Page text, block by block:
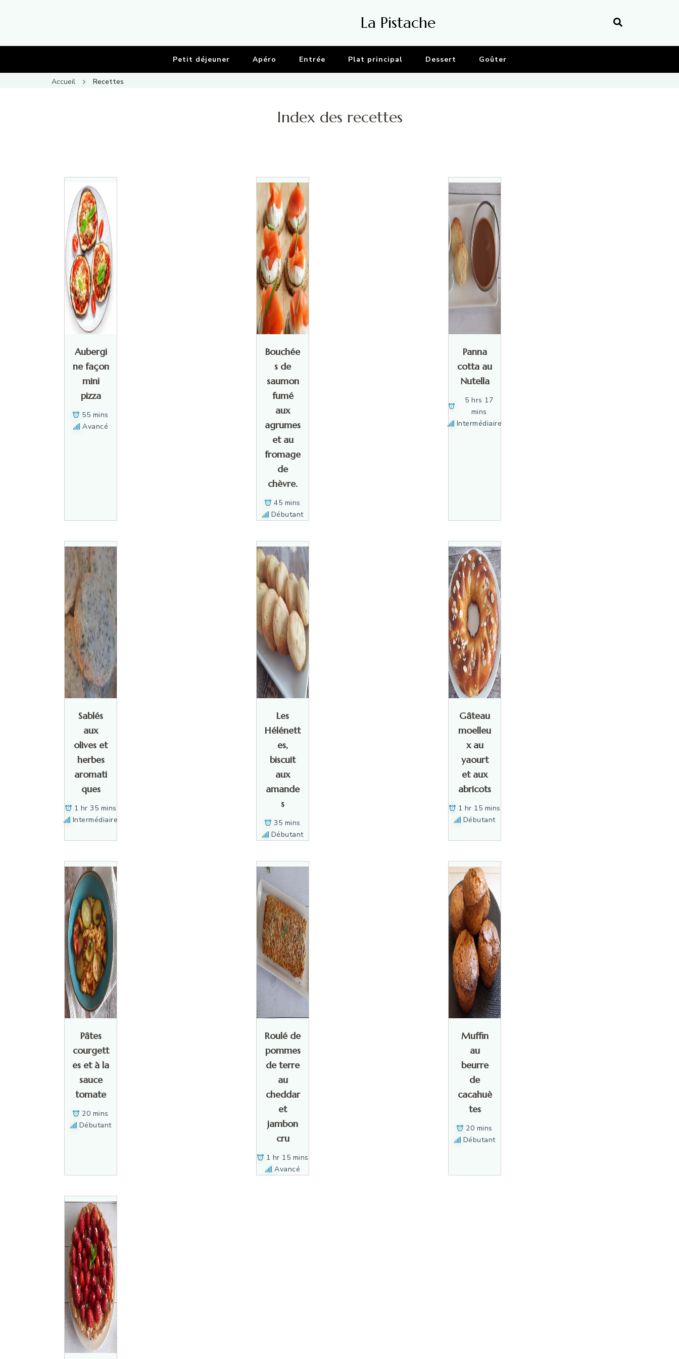
La Pistache
Petit déjeuner Apéro Entrée Plat principal Dessert Goûter
Accueil Recettes
Index des recettes
Aubergi
ne façon
mini
pizza
55 mins
Avancé
Bouchée
s de
saumon
fumé
aux
agrumes
et au
fromage
de
chèvre.
45 mins
Débutant
Panna
cotta au
Nutella
5 hrs 17
mins
Intermédiaire
Sablés
aux
olives et
herbes
aromati
ques
1 hr 35 mins
Intermédiaire
Les
Hélénett
es,
biscuit
aux
amande
s
35 mins
Débutant
Gâteau
moelleu
x au
yaourt
et aux
abricots
1 hr 15 mins
Débutant
Pâtes
courgett
es et à la
sauce
tomate
20 mins
Débutant
Roulé de
pommes
de terre
au
cheddar
et
jambon
cru
1 hr 15 mins
Avancé
Muffin
au
beurre
de
cacahuè
tes
20 mins
Débutant